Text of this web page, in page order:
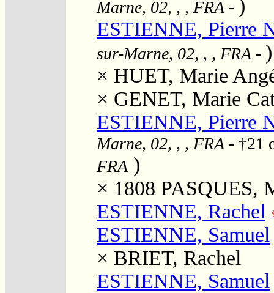
Marne, 02, , , FRA - )
ESTIENNE, Pierre
sur-Marne, 02, , , FRA - )
× HUET, Marie
× GENET, Marie
ESTIENNE, Pierre
Marne, 02, , , FRA - †21
FRA )
× 1808 PASQUES,
ESTIENNE, Rachel
ESTIENNE, Samuel
× BRIET, Rachel
ESTIENNE, Samuel